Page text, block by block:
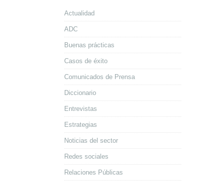
Actualidad
ADC
Buenas prácticas
Casos de éxito
Comunicados de Prensa
Diccionario
Entrevistas
Estrategias
Noticias del sector
Redes sociales
Relaciones Públicas